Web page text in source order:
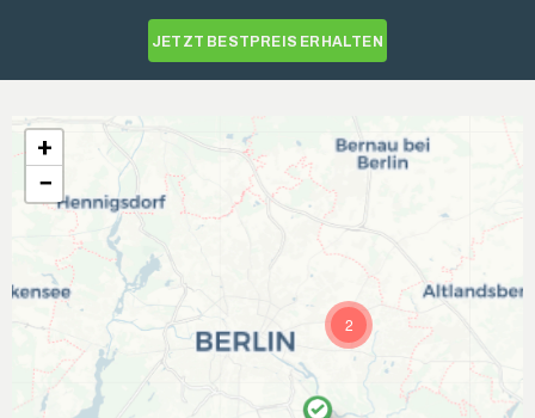
JETZT BESTPREIS ERHALTEN
2
+
−